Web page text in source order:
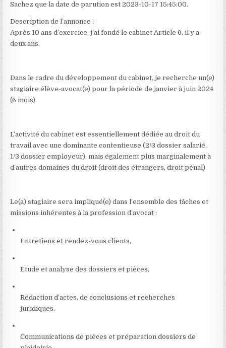
Sachez que la date de parution est 2023-10-17 15:45:00.
Description de l’annonce :
Après 10 ans d’exercice, j’ai fondé le cabinet Article 6, il y a
deux ans.
Dans le cadre du développement du cabinet, je recherche un(e)
stagiaire élève-avocat(e) pour la période de janvier à juin 2024
(6 mois).
L’activité du cabinet est essentiellement dédiée au droit du
travail avec une dominante contentieuse (2/3 dossier salarié,
1/3 dossier employeur), mais également plus marginalement à
d’autres domaines du droit (droit des étrangers, droit pénal)
Le(a) stagiaire sera impliqué(e) dans l’ensemble des tâches et
missions inhérentes à la profession d’avocat :
Entretiens et rendez-vous clients,
Etude et analyse des dossiers et pièces,
Rédaction d’actes, de conclusions et recherches
juridiques,
Communications de pièces et préparation dossiers de